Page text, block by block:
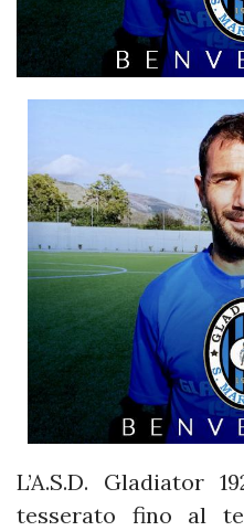
L’A.S.D. Gladiator
tesserato fino al